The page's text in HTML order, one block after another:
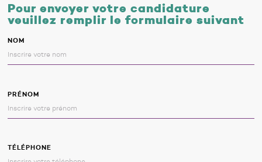
Pour envoyer votre candidature
veuillez remplir le formulaire suivant
NOM
PRÉNOM
TÉLÉPHONE